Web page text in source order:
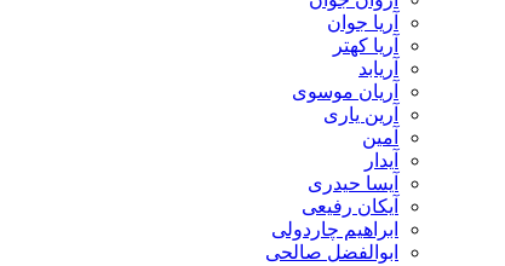
آریا جوان
آریا کهتر
آریابد
آریان موسوی
آرین یاری
آمین
آیدار
آیسا حیدری
آیکان رفیعی
ابراهیم چاردولی
ابوالفضل صالحی